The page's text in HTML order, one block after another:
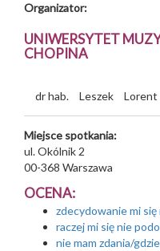
Organizator:
UNIWERSYTET
CHOPINA
dr hab. Leszek Lorent
Miejsce spotkania:
ul. Okólnik 2
00-368 Warszawa
OCENA:
zdecydowanie mi się
raczej mi się nie
nie mam zdania/